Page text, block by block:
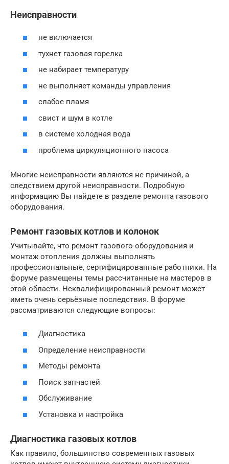
Неисправности
не включается
тухнет газовая горелка
не набирает температуру
не выполняет команды управления
слабое пламя
свист и шум в котле
в системе холодная вода
проблема циркуляционного насоса
Многие неисправности являются не причиной, а
следствием другой неисправности. Подробную
информацию Вы найдете в разделе ремонта газового
оборудования.
Ремонт газовых котлов и колонок
Учитывайте, что ремонт газового оборудования и
монтаж отопления должны выполнять
профессиональные, сертифицированные работники. На
форуме размещены темы рассчитанные на мастеров в
этой области. Неквалифицированный ремонт может
иметь очень серьёзные последствия. В форуме
рассматриваются следующие вопросы:
Диагностика
Определение неисправности
Методы ремонта
Поиск запчастей
Обслуживание
Установка и настройка
Диагностика газовых котлов
Как правило, большинство современных газовых